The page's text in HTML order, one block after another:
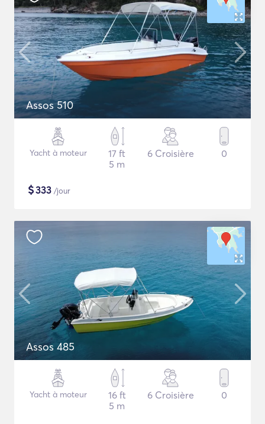
Assos 510
Yacht à moteur
17 ft
5 m
6 Croisière 0
$333 /jour
Assos 485
Yacht à moteur
16 ft
5 m
6 Croisière 0